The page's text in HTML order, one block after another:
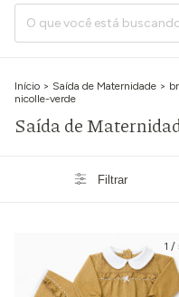
Início > Saída de Maternidade >
nicolle-verde
Saída de
Filtrar
1 /